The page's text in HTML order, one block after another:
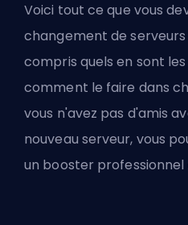
Voici tout ce que vous
changement de serveurs
compris quels en sont
comment le faire dans
vous n'avez pas d'amis
nouveau serveur, vous
un booster professionnel